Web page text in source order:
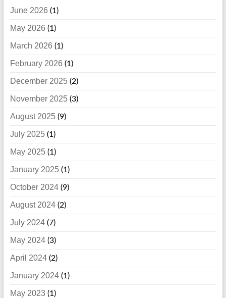
June 2026 (1)
May 2026 (1)
March 2026 (1)
February 2026 (1)
December 2025(2)
November 2025(3)
August 2025(9)
July 2025(1)
May 2025(1)
January 2025(1)
October 2024(9)
August 2024(2)
July 2024(7)
May 2024(3)
April 2024(2)
January 2024(1)
May 2023 (1)